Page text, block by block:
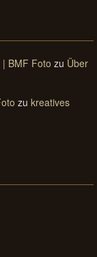
BMF Foto zu Über
zu kreatives